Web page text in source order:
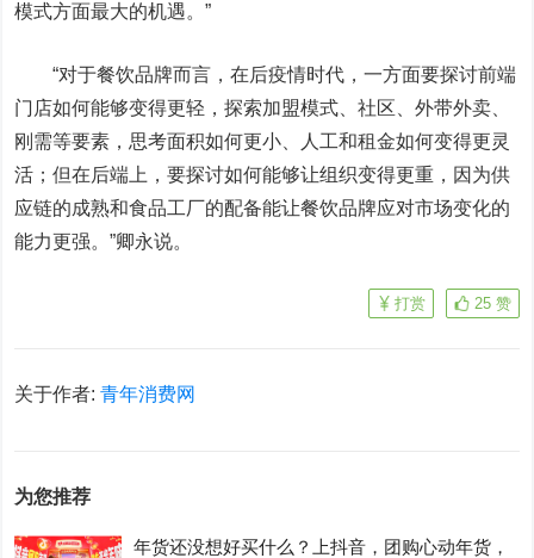
模式方面最大的机遇。”
“对于餐饮品牌而言，在后疫情时代，一方面要探讨前端
门店如何能够变得更轻，探索加盟模式、社区、外带外卖、
刚需等要素，思考面积如何更小、人工和租金如何变得更灵
活；但在后端上，要探讨如何能够让组织变得更重，因为供
应链的成熟和食品工厂的配备能让餐饮品牌应对市场变化的
能力更强。”卿永说。
25 赞
打赏
关于作者:青年消费网
为您推荐
年货还没想好买什么？上抖音，团购心动年货，